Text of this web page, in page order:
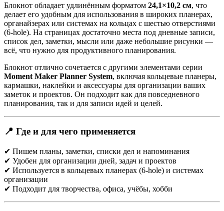
Блокнот обладает удлинённым форматом 24,1×10,2 см, что
делает его удобным для использования в широких планерах,
органайзерах или системах на кольцах с шестью отверстиями
(6-hole). На страницах достаточно места под дневные записи,
список дел, заметки, мысли или даже небольшие рисунки —
всё, что нужно для продуктивного планирования.
Блокнот отлично сочетается с другими элементами серии
Moment Maker Planner System, включая кольцевые планеры,
кармашки, наклейки и аксессуары для организации ваших
заметок и проектов. Он подходит как для повседневного
планирования, так и для записи идей и целей.
📍 Где и для чего применяется
✔ Пишем планы, заметки, списки дел и напоминания
✔ Удобен для организации дней, задач и проектов
✔ Используется в кольцевых планерах (6-hole) и системах
организации
✔ Подходит для творчества, офиса, учёбы, хобби